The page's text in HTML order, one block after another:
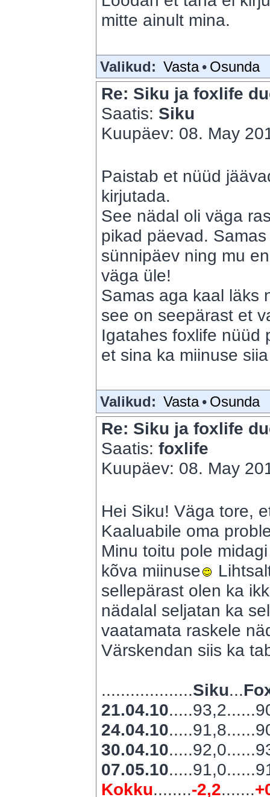
mitte ainult mina.
Valikud: Vasta • Osunda
Re: Siku ja foxlife
Saatis: Siku
Kuupäev: 08. May
Paistab et nüüd
kirjutada.
See nädal oli väga
pikad päevad.
sünnipäev ning mu
väga üle!
Samas aga kaal läks
see on seepärast et
Igatahes foxlife nüüd
et sina ka miinuse
Valikud: Vasta • Osunda
Re: Siku ja foxlife
Saatis: foxlife
Kuupäev: 08. May
Hei Siku! Väga tore,
Kaaluabile oma
Minu toitu pole
kõva miinuse
sellepärast olen ka
nädalal seljatan ka
vaatamata raskele
Värskendan siis ka
...................Siku...
21.04.10
24.04.10
30.04.10
07.05.10
Kokku........-2,2.......